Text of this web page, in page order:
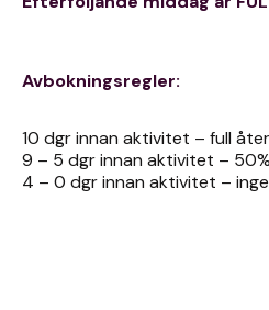
‍Avbokningsregler:
10 dgr innan aktivitet – full
9 – 5 dgr innan aktivitet –
4 – 0 dgr innan aktivitet –